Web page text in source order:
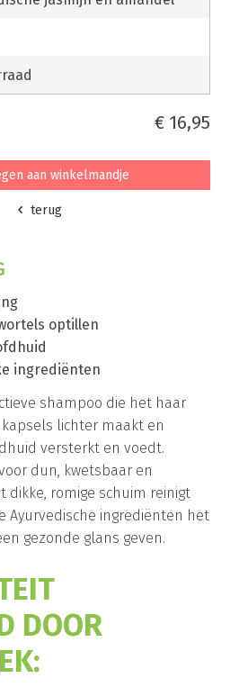
€ 16,95
aan winkelmandje
terug
optillen
ingrediënten
shampoo die het haar
lichter maakt en
versterkt en voedt.
dun, kwetsbaar en
dikke, romige schuim reinigt
Ayurvedische ingrediënten het
gezonde glans geven.
DOOR